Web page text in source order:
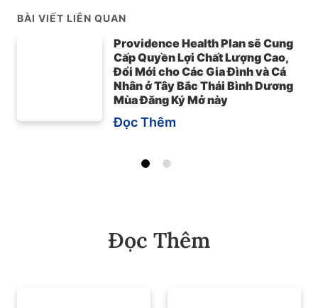
BÀI VIẾT LIÊN QUAN
Providence Health Plan sẽ Cung
Cấp Quyền Lợi Chất Lượng Cao,
Đổi Mới cho Các Gia Đình và Cá
Nhân ở Tây Bắc Thái Bình Dương
Mùa Đăng Ký Mở này
Đọc Thêm
Đọc Thêm